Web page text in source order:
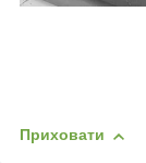
Приховати